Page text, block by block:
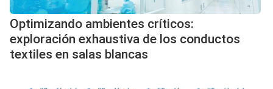
Optimizando ambientes críticos:
exploración exhaustiva de los conductos
textiles en salas blancas